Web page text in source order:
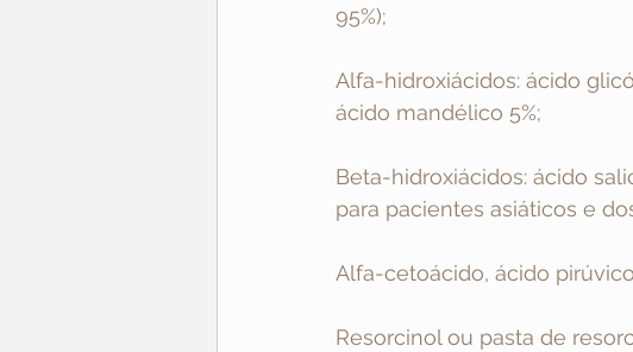
95%);
Alfa-hidroxiácidos: ácido
ácido mandélico 5%;
Beta-hidroxiácidos: ácido
para pacientes asiáticos e
Alfa-cetoácido, ácido
Resorcinol ou pasta de